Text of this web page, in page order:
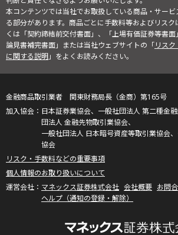
本コンテンツでは当社でお取扱している商品・サー
る部分があります。商品ごとに手数料等およびリス
くは「契約締結前交付書面」、「上場有価証券等書
論見書補完書面」または当社ウェブサイトの「リス
に関する説明」をよくお読みください。
金融商品取引業者 関東財務局長（金商）第165号
日本証券業協会、一般社団法人 第二種金
団法人 金融先物取引業協会、
一般社団法人 日本暗号資産等取引業協会
協会
リスク・手数料などの重要事項
個人情報のお取り扱いについて
マネックス証券株式会社 会社概要 お問
ヘルプ（通知の登録・解除）